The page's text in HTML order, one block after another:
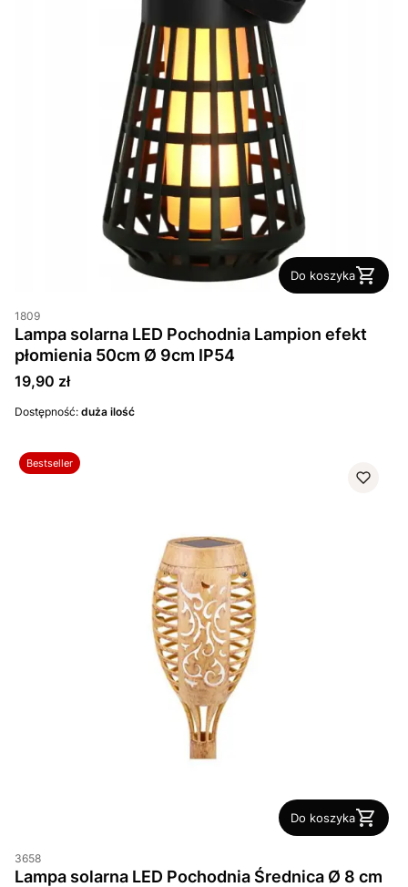
Do koszyka
1809
Lampa solarna LED Pochodnia Lampion efekt
płomienia 50cm Ø 9cm IP54
Cena
19,90 zł
Dostępność: duża ilość
Bestseller
Do koszyka
3658
Lampa solarna LED Pochodnia Średnica Ø 8 cm